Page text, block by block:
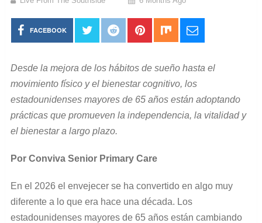
FACEBOOK
Desde la mejora de los hábitos de sueño hasta el
movimiento físico y el bienestar cognitivo, los
estadounidenses mayores de 65 años están adoptando
prácticas que promueven la independencia, la vitalidad y
el bienestar a largo plazo.
Por Conviva Senior Primary Care
En el 2026 el envejecer se ha convertido en algo muy
diferente a lo que era hace una década. Los
estadounidenses mayores de 65 años están cambiando